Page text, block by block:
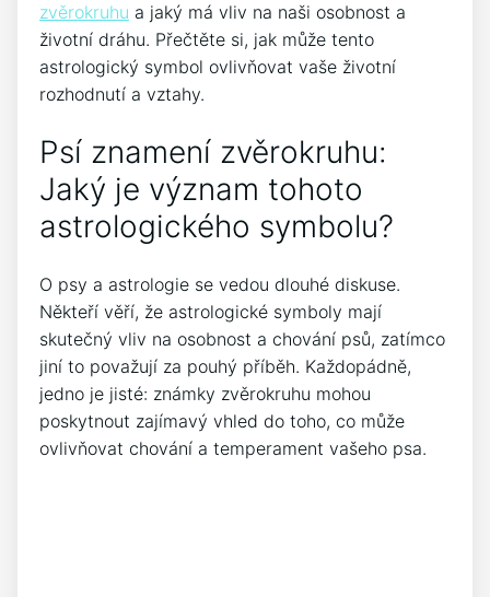
zvěrokruhu a jaký má vliv na naši osobnost a
životní dráhu. Přečtěte si, jak může tento
astrologický symbol ovlivňovat vaše životní
rozhodnutí a vztahy.
Psí znamení zvěrokruhu:
Jaký je význam tohoto
astrologického symbolu?
O psy a astrologie se vedou dlouhé diskuse.
Někteří věří, že astrologické symboly mají
skutečný vliv na osobnost a chování psů, zatímco
jiní to považují za pouhý příběh. Každopádně,
jedno je jisté: známky zvěrokruhu mohou
poskytnout zajímavý vhled do toho, co může
ovlivňovat chování a temperament vašeho psa.